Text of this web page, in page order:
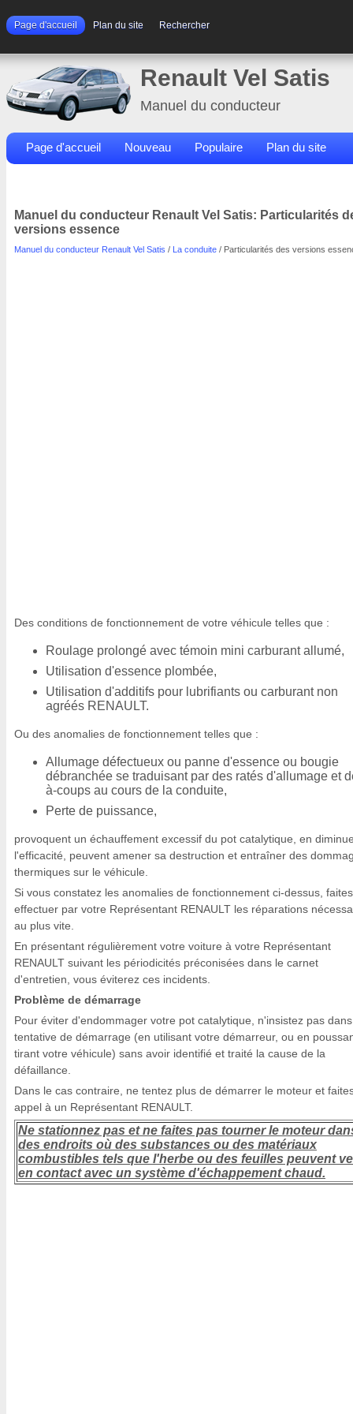
Page d'accueil Plan du site Rechercher
Renault Vel Satis
Manuel du conducteur
Page d'accueil Nouveau Populaire Plan du site
Manuel du conducteur Renault Vel Satis: Particularités
versions essence
Manuel du conducteur Renault Vel Satis / La conduite / Particularités des versions
Des conditions de fonctionnement de votre véhicule telles que :
Roulage prolongé avec témoin mini carburant allumé,
Utilisation d'essence plombée,
Utilisation d'additifs pour lubrifiants ou carburant non
agréés RENAULT.
Ou des anomalies de fonctionnement telles que :
Allumage défectueux ou panne d'essence ou bougie
débranchée se traduisant par des ratés d'allumage et
à-coups au cours de la conduite,
Perte de puissance,
provoquent un échauffement excessif du pot catalytique, en
l'efficacité, peuvent amener sa destruction et entraîner des
thermiques sur le véhicule.
Si vous constatez les anomalies de fonctionnement ci-dessus, faites
effectuer par votre Représentant RENAULT les réparations
au plus vite.
En présentant régulièrement votre voiture à votre Représentant
RENAULT suivant les périodicités préconisées dans le carnet
d'entretien, vous éviterez ces incidents.
Problème de démarrage
Pour éviter d'endommager votre pot catalytique, n'insistez pas
tentative de démarrage (en utilisant votre démarreur, ou en
tirant votre véhicule) sans avoir identifié et traité la cause de la
défaillance.
Dans le cas contraire, ne tentez plus de démarrer le moteur et
appel à un Représentant RENAULT.
Ne stationnez pas et ne faites pas tourner le moteur
des endroits où des substances ou des matériaux
combustibles tels que l'herbe ou des feuilles peuvent
en contact avec un système d'échappement chaud.